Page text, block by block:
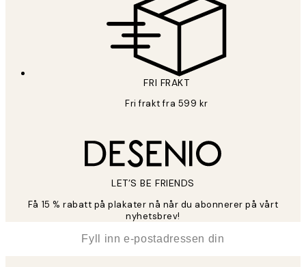
FRI FRAKT
Fri frakt fra 599 kr
LET’S BE FRIENDS
Få 15 % rabatt på plakater nå når du abonnerer på vårt
nyhetsbrev!